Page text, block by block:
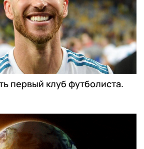
первый клуб футболиста.